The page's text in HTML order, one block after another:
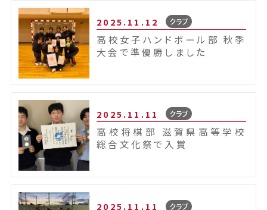
2025.11.12 クラブ
高校女子ハンドボール部 秋季
大会で準優勝しました
2025.11.11 クラブ
高校将棋部 滋賀県高等学校
総合文化祭で入賞
2025.11.11 クラブ